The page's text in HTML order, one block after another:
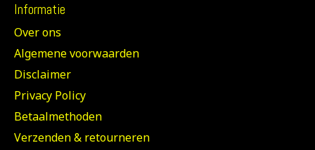
Informatie
Over ons
Algemene voorwaarden
Disclaimer
Privacy Policy
Betaalmethoden
Verzenden & retourneren